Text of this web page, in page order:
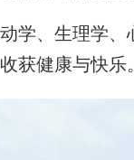
、生理学、
获健康与快乐